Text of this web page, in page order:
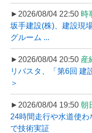
►2026/08/04 22:50 時
坂手建設(株)、建設現
グルーム ...
►2026/08/04 20:50 産
リバスタ、「第6回 建
＞
►2026/08/04 19:50 朝
24時間走行や水道使
で技術実証